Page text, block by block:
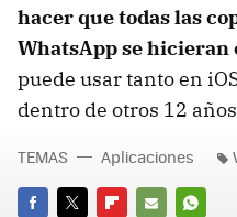
hacer que todas las
WhatsApp se hicieran
puede usar tanto en
dentro de otros 12
TEMAS Aplicaciones